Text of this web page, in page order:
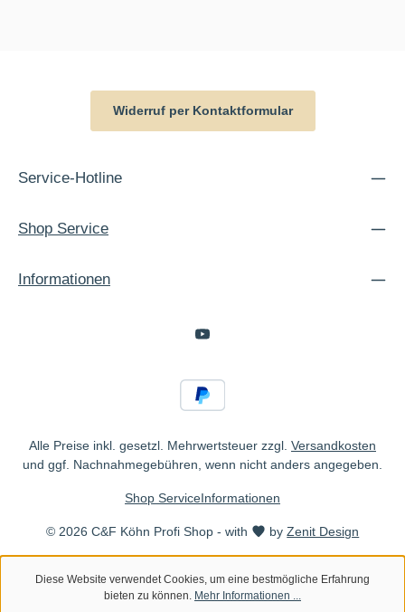
Widerruf per Kontaktformular
Service-Hotline
Shop Service
Informationen
Alle Preise inkl. gesetzl. Mehrwertsteuer zzgl. Versandkosten
und ggf. Nachnahmegebühren, wenn nicht anders angegeben.
© 2026 C&F Köhn Profi Shop - with byZenit Design
Shop ServiceInformationen
Diese Website verwendet Cookies, um eine bestmögliche Erfahrung
bieten zu können. Mehr Informationen ...